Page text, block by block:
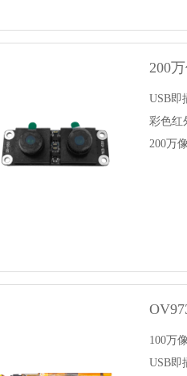
USB即
彩色红
200万
100万
USB即插